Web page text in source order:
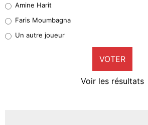
1%
9%
Amine Harit
Faris Moumbagna
Un autre joueur
VOTER
Voir les résultats